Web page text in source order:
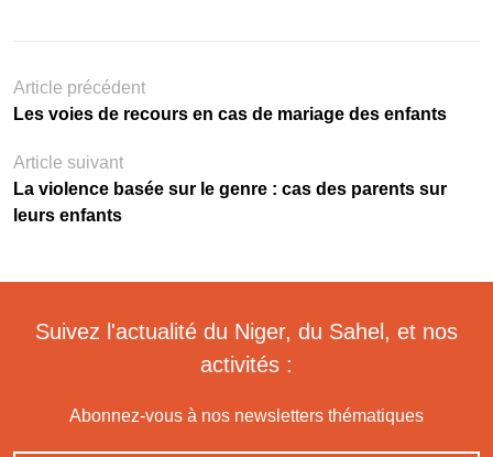
Article précédent
Les voies de recours en cas de mariage des enfants
Article suivant
La violence basée sur le genre : cas des parents sur
leurs enfants
Suivez l'actualité du Niger, du Sahel, et nos
activités :
Abonnez-vous à nos newsletters thématiques